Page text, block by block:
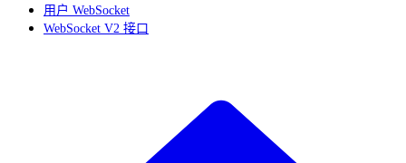
用户 WebSocket
WebSocket V2 接口